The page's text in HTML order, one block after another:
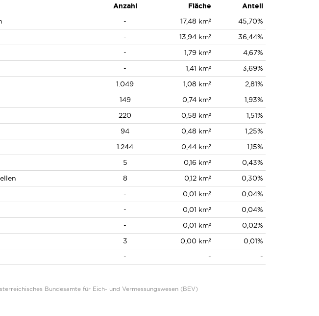
Anzahl Fläche
Anteil
- 17,48 km²
45,70%
- 13,94 km²
36,44%
- 1,79 km²
4,67%
- 1,41 km²
3,69%
1.049 1,08 km²
2,81%
149 0,74 km²
1,93%
220 0,58 km²
1,51%
94 0,48 km²
1,25%
1.244 0,44 km²
1,15%
5 0,16 km²
0,43%
8 0,12 km²
0,30%
- 0,01 km²
0,04%
- 0,01 km²
0,04%
- 0,01 km²
0,02%
3 0,00 km²
0,01%
- - -
Bundesamte für Eich- und Vermessungswesen (BEV)